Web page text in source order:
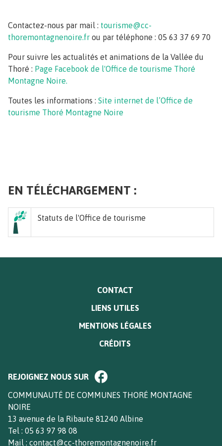
Contactez-nous par mail : tourisme@cc-
thoremontagnenoire.fr ou par téléphone : 05 63 37 69 70
Pour suivre les actualités et animations de la Vallée du
Thoré : Page Facebook de l'Office de tourisme Thoré
Montagne Noire.
Toutes les informations : Site internet de l’Office de
tourisme Thoré Montagne Noire
EN TÉLÉCHARGEMENT :
Statuts de l'Office de tourisme
CONTACT
LIENS UTILES
MENTIONS LÉGALES
CRÉDITS
de
bloc
Texte
footer
COMMUNAUTÉ DE COMMUNES THORÉ MONTAGNE
NOIRE
13 avenue de la Ribaute 81240 Albine
Tel : 05 63 97 98 08
Mail : contact@cc-thoremontagnenoire.fr
REJOIGNEZ NOUS SUR